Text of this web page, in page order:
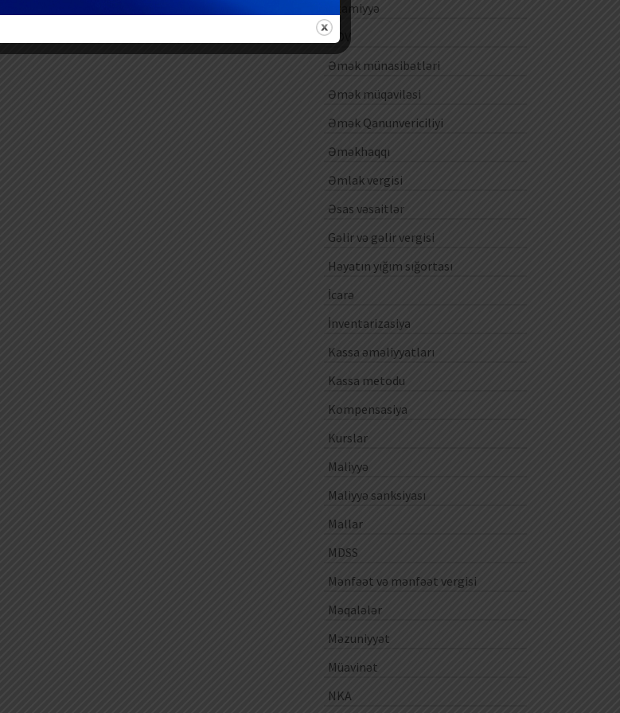
Ezamiyyə
ƏDV
Əmək münasibətləri
Əmək müqaviləsi
Əmək Qanunvericiliyi
Əməkhaqqı
Əmlak vergisi
Əsas vəsaitlər
Gəlir və gəlir vergisi
Həyatın yığım sığortası
İcarə
İnventarizasiya
Kassa əməliyyatları
Kassa metodu
Kompensasiya
Kurslar
Maliyyə
Maliyyə sanksiyası
Mallar
MDSS
Mənfəət və mənfəət vergisi
Məqalələr
Məzuniyyət
Müavinət
NKA